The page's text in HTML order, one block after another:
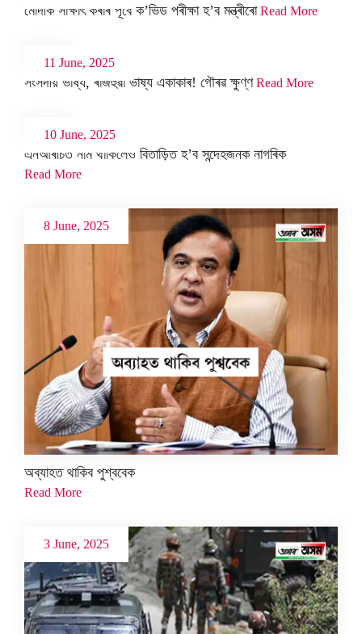
মোদীক সাক্ষাৎ কৰাৰ পূৰ্বে ক’ভিড পৰীক্ষা হ’ব মন্ত্ৰীৰো Read More
11 June, 2025
সংসদীয় ভাষ্য, ৰাজহুৱা ভাষ্য একাকাৰ! গৌৰৱ ক্ষুণ্ণ Read More
10 June, 2025
এনআৰচিত নাম থাকিলেও বিতাড়িত হ’ব সন্দেহজনক নাগৰিক
Read More
8 June, 2025
অব্যাহত থাকিব পুশ্ববেক
Read More
3 June, 2025